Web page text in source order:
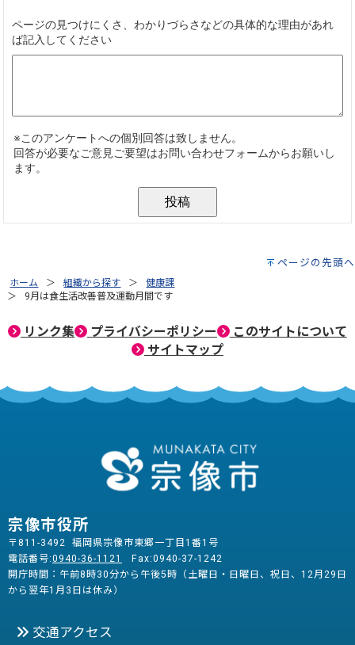
ページの先頭へ
ホーム 組織から探す
健康課
9月は食生活改善普及運動月間です
リンク集 プライバシーポリシー
このサイトについて
サイトマップ
宗像市役所
〒811-3492 福岡県宗像市東郷一丁目1番1号
電話番号:0940-36-1121
Fax:0940-37-1242
開庁時間：午前8時30分から午後5時（土曜日・日曜日、祝日、12月29日
から翌年1月3日は休み）
交通アクセス